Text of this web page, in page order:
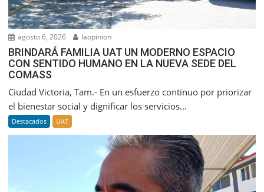
agosto 6, 2026 laopinion
BRINDARÁ FAMILIA UAT UN MODERNO ESPACIO
CON SENTIDO HUMANO EN LA NUEVA SEDE DEL
COMASS
Ciudad Victoria, Tam.- En un esfuerzo continuo por priorizar
el bienestar social y dignificar los servicios...
Destacados UAT